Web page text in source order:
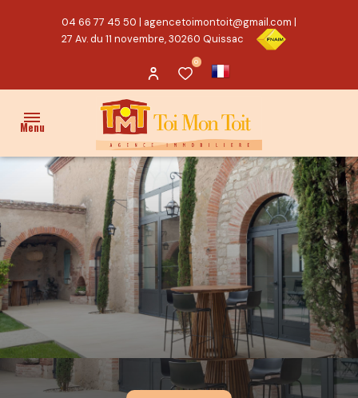
04 66 77 45 50 | agencetoimontoit@gmail.com |
27 Av. du 11 novembre, 30260 Quissac
0
Menu
ACCUEIL
VENTES
PROPRIÉTÉ/CHARME
MAISON
TERRAIN
ACTUALITÉS